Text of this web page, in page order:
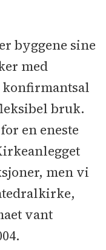
- Va:
Stryken &
- Prefab
- Glass/
Stillas:
byggene sine
med
bruk.
en eneste
men vi
vant